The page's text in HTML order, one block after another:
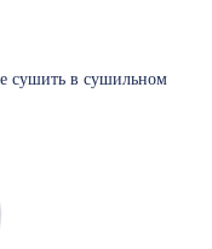
сушить в сушильном